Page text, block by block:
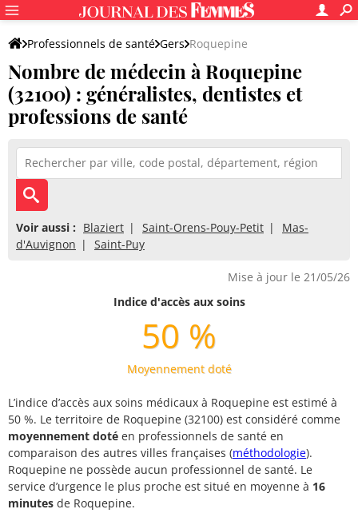
Professionnels de santé Gers Roquepine
Nombre de médecin à Roquepine
(32100) : généralistes, dentistes et
professions de santé
Voir aussi : Blaziert Saint-Orens-Pouy-Petit
Mas-
d'Auvignon
Saint-Puy
Mise à jour le 21/05/26
Indice d'accès aux soins
50 %
Moyennement doté
L’indice d’accès aux soins médicaux à Roquepine est estimé à
50 %. Le territoire de Roquepine (32100) est considéré comme
moyennement doté en professionnels de santé en
comparaison des autres villes françaises (méthodologie).
Roquepine ne possède aucun professionnel de santé. Le
service d’urgence le plus proche est situé en moyenne à 16
minutes de Roquepine.